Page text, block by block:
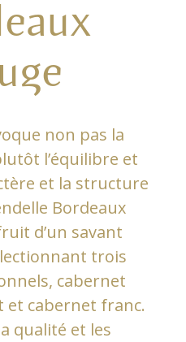
non pas la
l’équilibre et
et la structure
Bordeaux
d’un savant
trois
cabernet
et cabernet franc.
qualité et les